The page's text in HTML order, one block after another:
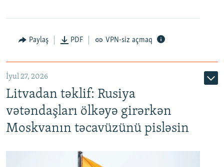
Paylaş PDF VPN-siz açmaq
İyul 27, 2026
Litvadan təklif: Rusiya
vətəndaşları ölkəyə girərkən
Moskvanın təcavüzünü pisləsin